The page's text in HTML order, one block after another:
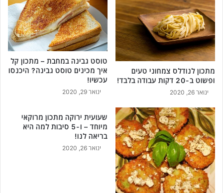
מתכון לנודלס צמחוני טעים
ופשוט ב-20 דקות עבודה בלבד!
ינואר 26, 2020
טוסט גבינה במחבת – מתכון קל
איך מכינים טוסט גבינה? היכנסו
עכשיו!
ינואר 29, 2020
שעועית ירוקה מתכון מרוקאי
מיוחד – ו-5 סיבות למה היא
בריאה לנו!
ינואר 26, 2020